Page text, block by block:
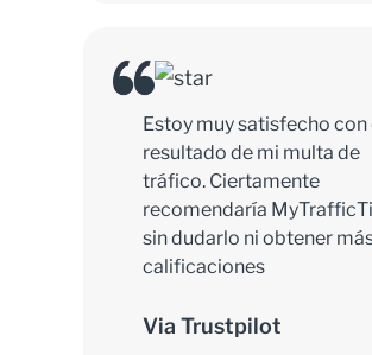
Estoy muy satisfecho con
resultado de mi multa de
tráfico. Ciertamente
recomendaría
sin dudarlo ni obtener
calificaciones
Via Trustpilot